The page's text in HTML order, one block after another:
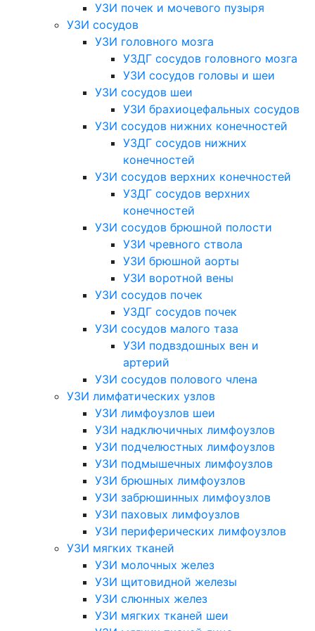
УЗИ почек и мочевого пузыря
УЗИ сосудов
УЗИ головного мозга
УЗДГ сосудов головного мозга
УЗИ сосудов головы и шеи
УЗИ сосудов шеи
УЗИ брахиоцефальных сосудов
УЗИ сосудов нижних конечностей
УЗДГ сосудов нижних
конечностей
УЗИ сосудов верхних конечностей
УЗДГ сосудов верхних
конечностей
УЗИ сосудов брюшной полости
УЗИ чревного ствола
УЗИ брюшной аорты
УЗИ воротной вены
УЗИ сосудов почек
УЗДГ сосудов почек
УЗИ сосудов малого таза
УЗИ подвздошных вен и
артерий
УЗИ сосудов полового члена
УЗИ лимфатических узлов
УЗИ лимфоузлов шеи
УЗИ надключичных лимфоузлов
УЗИ подчелюстных лимфоузлов
УЗИ подмышечных лимфоузлов
УЗИ брюшных лимфоузлов
УЗИ забрюшинных лимфоузлов
УЗИ паховых лимфоузлов
УЗИ периферических лимфоузлов
УЗИ мягких тканей
УЗИ молочных желез
УЗИ щитовидной железы
УЗИ слюнных желез
УЗИ мягких тканей шеи